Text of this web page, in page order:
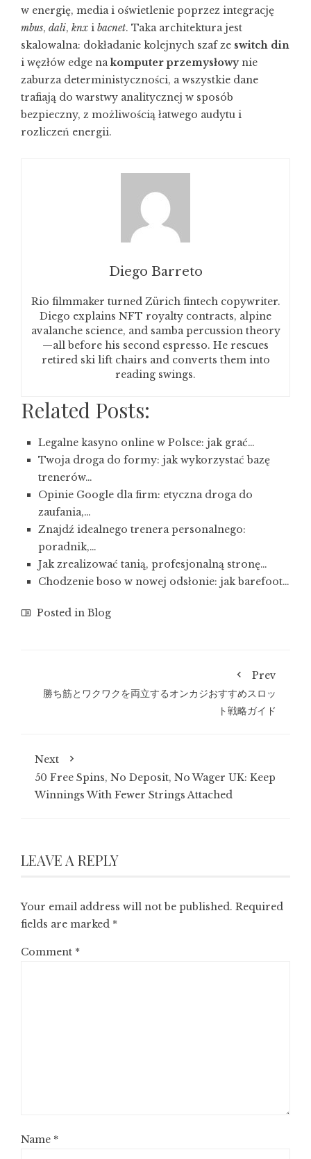
w energię, media i oświetlenie poprzez integrację
mbus, dali, knx i bacnet. Taka architektura jest
skalowalna: dokładanie kolejnych szaf ze switch din
i węzłów edge nakomputer przemysłowynie
zaburza deterministyczności, a wszystkie dane
trafiają do warstwy analitycznej w sposób
bezpieczny, z możliwością łatwego audytu i
rozliczeń energii.
Diego Barreto
Rio filmmaker turned Zürich fintech copywriter.
Diego explains NFT royalty contracts, alpine
avalanche science, and samba percussion theory
—all before his second espresso. He rescues
retired ski lift chairs and converts them into
reading swings.
Related Posts:
Legalne kasyno online w Polsce: jak grać…
Twoja droga do formy: jak wykorzystać bazę
trenerów…
Opinie Google dla firm: etyczna droga do
zaufania,…
Znajdź idealnego trenera personalnego:
poradnik,…
Jak zrealizować tanią, profesjonalną stronę…
Chodzenie boso w nowej odsłonie: jak barefoot…
Posted in Blog
Prev
勝ち筋とワクワクを両立するオンカジおすすめスロッ
ト戦略ガイド
Next
50 Free Spins, No Deposit, No Wager UK: Keep
Winnings With Fewer Strings Attached
LEAVE A REPLY
Your email address will not be published. Required
fields are marked *
Comment *
Name *